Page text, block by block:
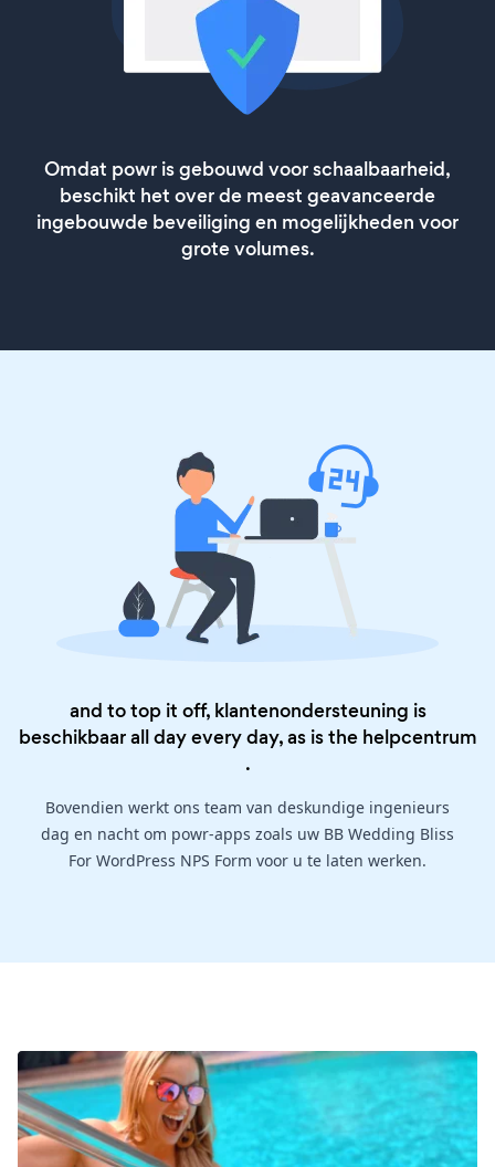
Omdat powr is gebouwd voor schaalbaarheid,
beschikt het over de meest geavanceerde
ingebouwde beveiliging en mogelijkheden voor
grote volumes.
and to top it off, klantenondersteuning is
beschikbaar all day every day, as is the helpcentrum
.
Bovendien werkt ons team van deskundige ingenieurs
dag en nacht om powr-apps zoals uw BB Wedding Bliss
For WordPress NPS Form voor u te laten werken.